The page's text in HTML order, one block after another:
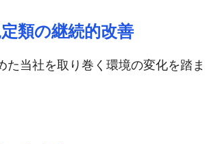
類の継続的改善
た当社を取り巻く環境の変化を踏